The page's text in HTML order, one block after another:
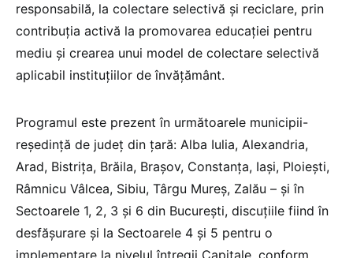
responsabilă, la colectare selectivă și reciclare, prin
contribuția activă la promovarea educației pentru
mediu și crearea unui model de colectare selectivă
aplicabil instituțiilor de învățământ.
Programul este prezent în următoarele municipii-
reședință de județ din țară: Alba Iulia, Alexandria,
Arad, Bistrița, Brăila, Brașov, Constanța, Iași, Ploiești,
Râmnicu Vâlcea, Sibiu, Târgu Mureș, Zalău – și în
Sectoarele 1, 2, 3 și 6 din București, discuțiile fiind în
desfășurare și la Sectoarele 4 și 5 pentru o